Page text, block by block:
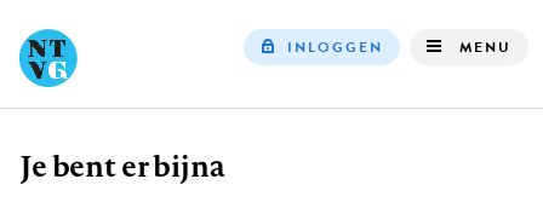
INLOGGEN MENU
Kruimelpad
Je bent er bijna